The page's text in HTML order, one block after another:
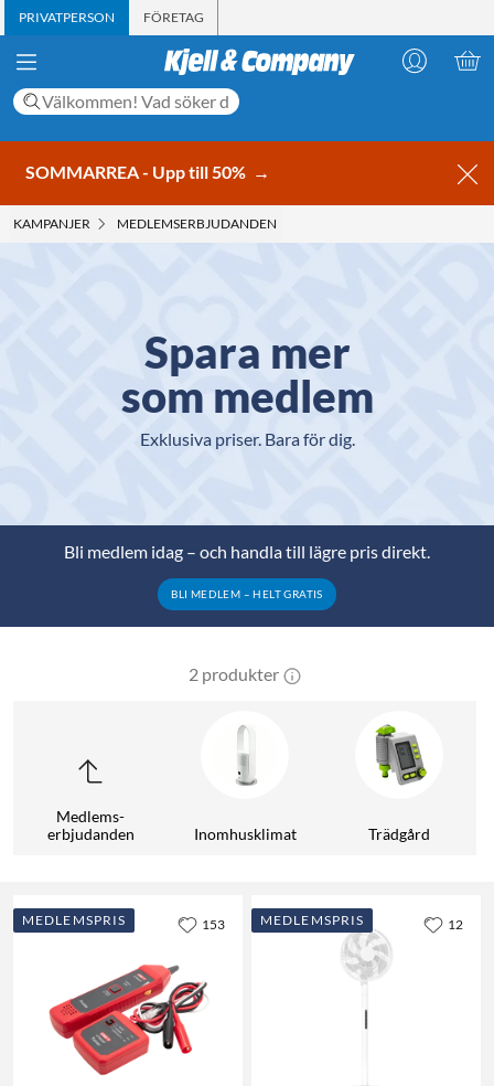
PRIVATPERSON FÖRETAG
SOMMARREA - Upp till 50% →
KAMPANJER MEDLEMS­ERBJUDANDEN
Spara mer
som medlem
Exklusiva priser. Bara för dig.
Bli medlem idag – och handla till lägre pris direkt.
BLI MEDLEM – HELT GRATIS
2 produkter
Medlems­
erbjudanden
Inomhusklimat Trädgård
MEDLEMSPRIS 153 MEDLEMSPRIS 12